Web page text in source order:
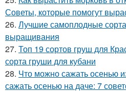
Советы, которые помогут
26. Лучшие самоплодные
выращивания
27. Топ 19 сортов груш для
сорта груши для кубани
28. Что можно сажать осенью
сажать осенью на даче: 7